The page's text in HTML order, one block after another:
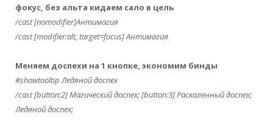
фокус, без альта кидаем сало в цель
/cast [nomodifier]Антимагия
/cast [modifier:alt, target=focus] Антимагия
Меняем доспехи на 1 кнопке, экономим бинды
#showtooltip Ледяной доспех
/cast [button:2] Магический доспех; [button:3] Раскаленный доспех;
Ледяной доспех;